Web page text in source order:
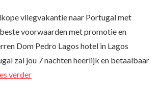
vliegvakantie naar Portugal met
voorwaarden met promotie en
Dom Pedro Lagos hotel in Lagos
zal jou 7 nachten heerlijk en betaalbaar
verder